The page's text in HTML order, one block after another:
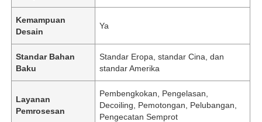
Kemampuan
Desain
Ya
Standar Bahan
Baku
Standar Eropa, standar Cina, dan
standar Amerika
Layanan
Pemrosesan
Pembengkokan, Pengelasan,
Decoiling, Pemotongan, Pelubangan,
Pengecatan Semprot